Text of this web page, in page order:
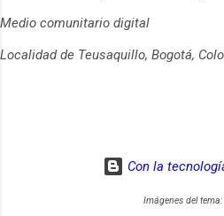
Medio comunitario digital
Localidad de Teusaquillo, Bogotá,
Con la
Imágenes del tema: